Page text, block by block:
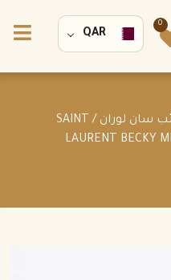
0
QAR
سان لوران
/ SAINT
LAURENT BECKY